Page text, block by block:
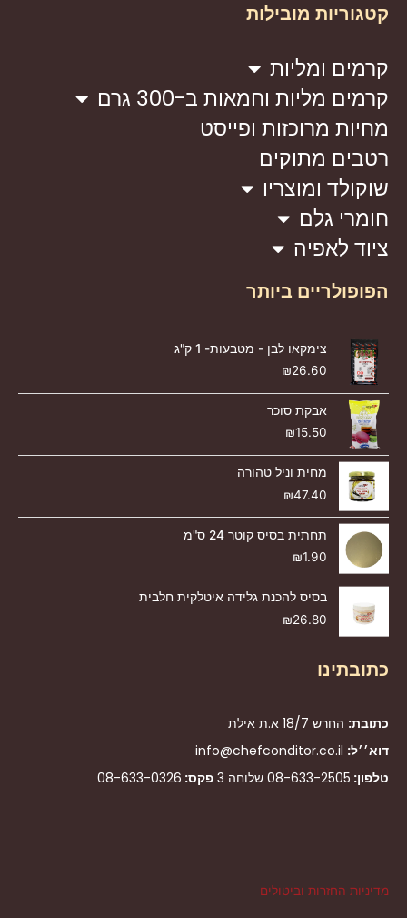
קטגוריות מובילות
קרמים ומליות
קרמים מליות וחמאות ב-300 גרם
מחיות מרוכזות ופייסט
רטבים מתוקים
שוקולד ומוצריו
חומרי גלם
ציוד לאפיה
הפופולריים ביותר
צימקאו לבן - מטבעות- 1 ק"ג
₪26.60
אבקת סוכר
₪15.50
מחית וניל טהורה
₪47.40
תחתית בסיס קוטר 24 ס"מ
₪1.90
בסיס להכנת גלידה איטלקית חלבית
₪26.80
כתובתינו
כתובת: החרש 18/7 א.ת אילת
דוא׳׳ל: info@chefconditor.co.il
טלפון: 08-633-2505 שלוחה 3 פקס: 08-633-0326
מדיניות החזרות וביטולים